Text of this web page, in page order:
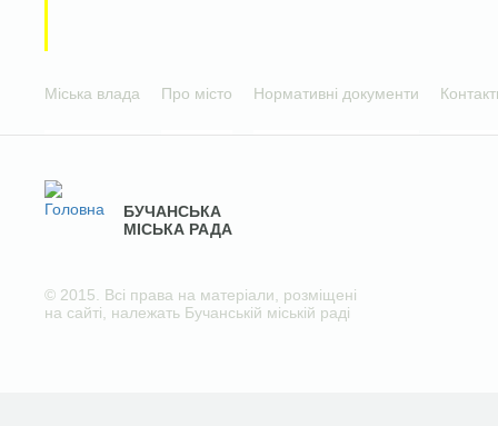
Міська влада Про місто Нормативні документи
БУЧАНСЬКА
МІСЬКА РАДА
© 2015. Всі права на матеріали, розміщені
на сайті, належать Бучанській міській раді